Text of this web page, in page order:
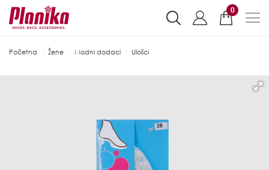
0
Početna Žene Modni dodaci Ulošci